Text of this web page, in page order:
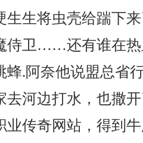
生生将虫壳给踹下
侍卫……还有谁在
蜂.阿奈他说盟总省
去河边打水，也撒
业传奇网站，得到